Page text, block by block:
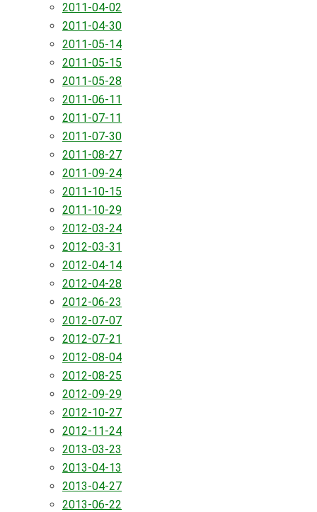
2011-04-02
2011-04-30
2011-05-14
2011-05-15
2011-05-28
2011-06-11
2011-07-11
2011-07-30
2011-08-27
2011-09-24
2011-10-15
2011-10-29
2012-03-24
2012-03-31
2012-04-14
2012-04-28
2012-06-23
2012-07-07
2012-07-21
2012-08-04
2012-08-25
2012-09-29
2012-10-27
2012-11-24
2013-03-23
2013-04-13
2013-04-27
2013-06-22